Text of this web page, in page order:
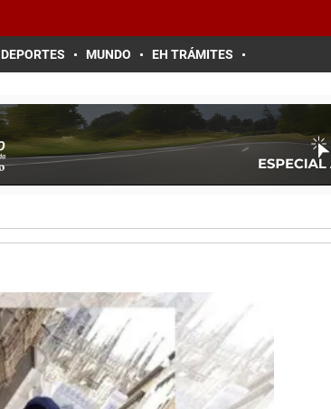
DEPORTES MUNDO EH TRÁMITES